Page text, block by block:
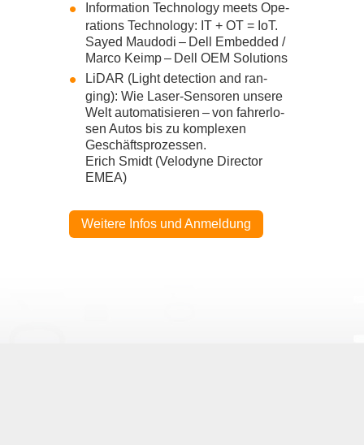
Infor­ma­tion Tech­no­logy meets Ope­
ra­ti­ons Tech­no­logy: IT + OT = IoT.
Sayed Mau­dodi – Dell Embed­ded /​
Marco Keimp – Dell OEM Solu­ti­ons
LiDAR (Light detec­tion and ran­
ging): Wie Laser-​​Sensoren unsere
Welt auto­ma­ti­sie­ren – von fah­rer­lo­
sen Autos bis zu kom­ple­xen
Geschäfts­pro­zes­sen.
Erich Smidt (Velo­dyne Direc­tor
EMEA)
Wei­tere Infos und Anmel­dung